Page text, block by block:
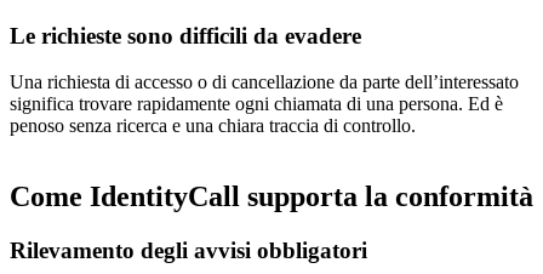
Le richieste sono difficili da evadere
Una richiesta di accesso o di cancellazione da parte dell’interessato
significa trovare rapidamente ogni chiamata di una persona. Ed è
penoso senza ricerca e una chiara traccia di controllo.
Come IdentityCall supporta la conformità
Rilevamento degli avvisi obbligatori